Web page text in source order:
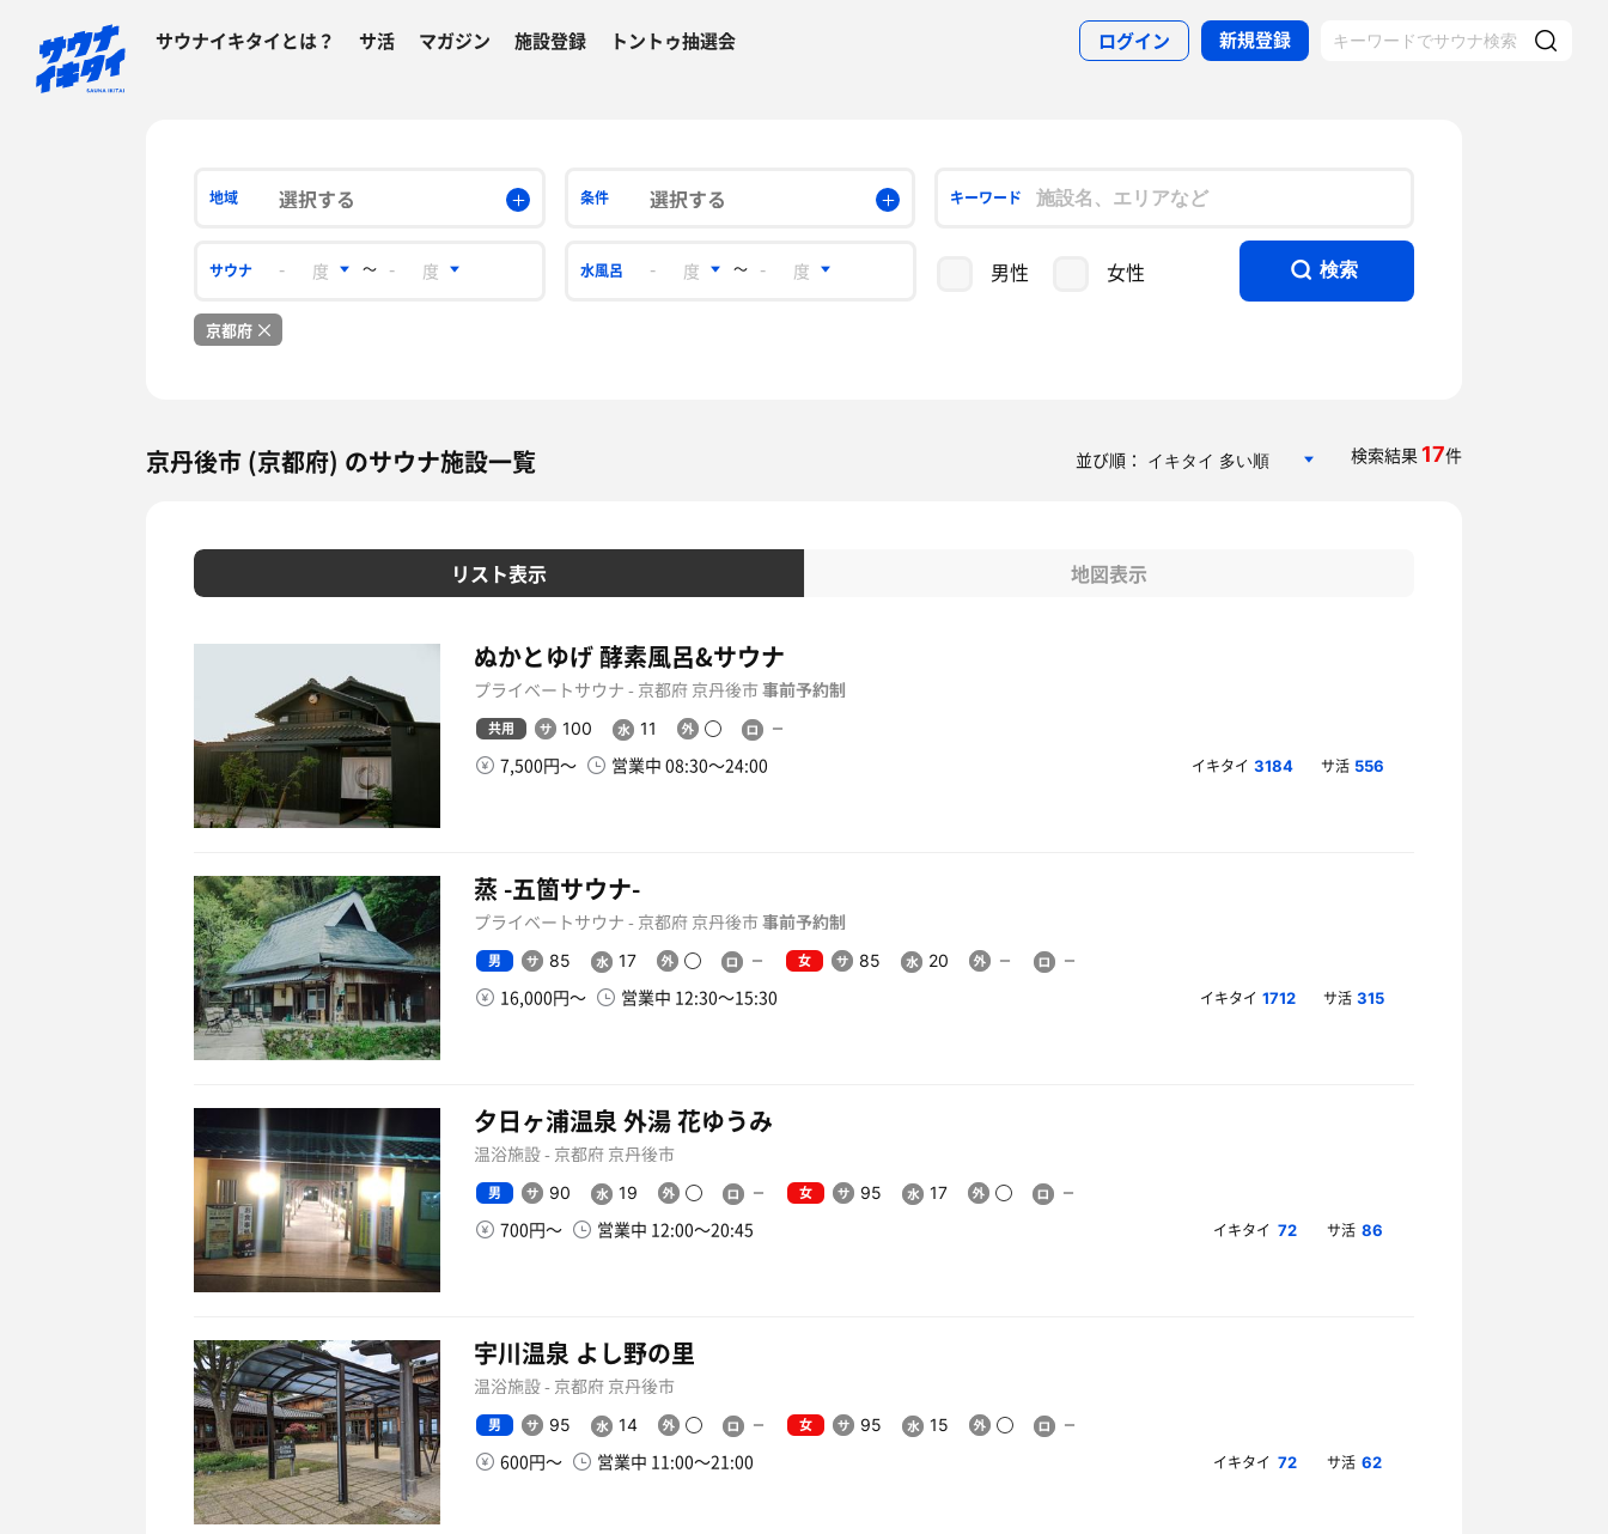
サウナイキタイとは？ サ活 マガジン 施設登録 トントゥ抽選会 ログイン 新規登録
地域 選択する 条件 選択する キーワード
サウナ 〜 水風呂 〜 男性 女性 検索
京都府
京丹後市 (京都府) のサウナ施設一覧 検索結果 17件
並び順：
リスト表示 地図表示
ぬかとゆげ 酵素風呂&サウナ
プライベートサウナ - 京都府 京丹後市事前予約制
共用 100 11
7,500円〜 営業中 08:30〜24:00 イキタイ 3184 サ活 556
蒸 -五箇サウナ-
プライベートサウナ - 京都府 京丹後市事前予約制
男 85 17 女 85 20
16,000円〜 営業中 12:30〜15:30 イキタイ 1712 サ活 315
夕日ヶ浦温泉 外湯 花ゆうみ
温浴施設 - 京都府 京丹後市
男 90 19 女 95 17
700円〜 営業中 12:00〜20:45 イキタイ 72 サ活 86
宇川温泉 よし野の里
温浴施設 - 京都府 京丹後市
男 95 14 女 95 15
600円〜 営業中 11:00〜21:00 イキタイ 72 サ活 62